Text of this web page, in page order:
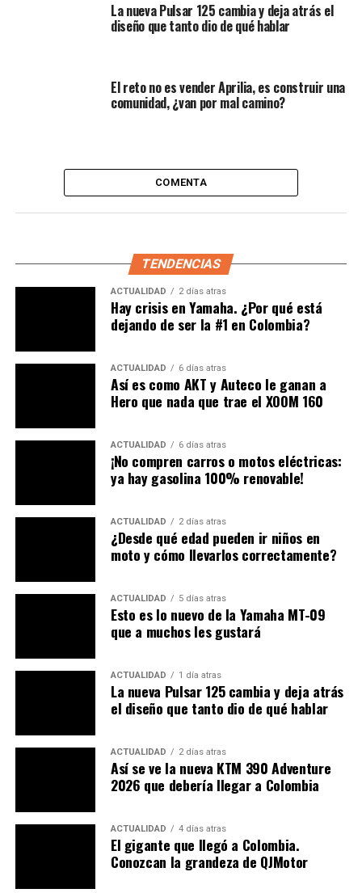
refrigerado por líquido(se ve una botella con
refrigerante) y ligeramente inclinado hacia delante, a
diferencia de la Himalayan actual, posicionado de forma
darlemayor agresividaden todas las prestaciones
tanto en el asfalto como fuera de él.
Le puede interesar:¿Qué pasó con la moto hecha de
El motor podría estar acoplado a una nueva
transmisión de 6 velocidadesen lugar de la unidad de
Revise la prueba que le realizamos a la Himalayan
novedad para Royal Enfield) con mucho recorrido, una
gran rueda delantera de 21 pulgadas, un escape de buen
tamaño y un tanque de combustible de capacidad
considerable, ideal para los sitios alejados donde no hay
muchas posibilidades de reabastecer.
Otro cambio no menos importante parece estar dado en
La nueva Pulsar 125 cambia y deja atrás el
diseño que tanto dio de qué hablar
El reto no es vender Aprilia, es construir una
comunidad, ¿van por mal camino?
COMENTA
TENDENCIAS
ACTUALIDAD 2 días atras
Hay crisis en Yamaha. ¿Por qué está
dejando de ser la #1 en Colombia?
ACTUALIDAD 6 días atras
Así es como AKT y Auteco le ganan a
Hero que nada que trae el XOOM 160
ACTUALIDAD 6 días atras
¡No compren carros o motos eléctricas:
ya hay gasolina 100% renovable!
ACTUALIDAD 2 días atras
¿Desde qué edad pueden ir niños en
moto y cómo llevarlos correctamente?
ACTUALIDAD 5 días atras
Esto es lo nuevo de la Yamaha MT-09
que a muchos les gustará
ACTUALIDAD 1 día atras
La nueva Pulsar 125 cambia y deja atrás
el diseño que tanto dio de qué hablar
ACTUALIDAD 2 días atras
Así se ve la nueva KTM 390 Adventure
2026 que debería llegar a Colombia
ACTUALIDAD 4 días atras
El gigante que llegó a Colombia.
Conozcan la grandeza de QJMotor